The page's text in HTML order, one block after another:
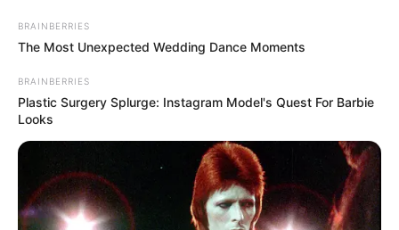
BRAINBERRIES
The Most Unexpected Wedding Dance Moments
BRAINBERRIES
Plastic Surgery Splurge: Instagram Model's Quest For Barbie
Looks